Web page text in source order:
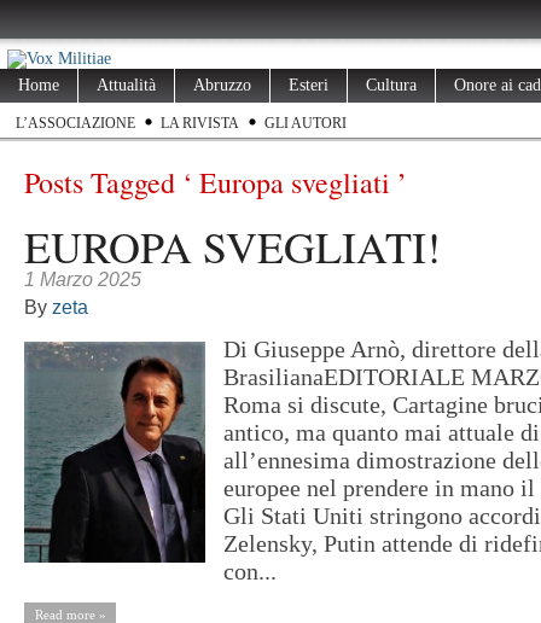
Home Attualità Abruzzo Esteri Cultura Onore ai
L’ASSOCIAZIONE LA RIVISTA GLI AUTORI
Posts Tagged ‘ Europa svegliati ’
EUROPA SVEGLIATI!
1 Marzo 2025
By zeta
Di Giuseppe Arnò, direttore
BrasilianaEDITORIALE
Roma si discute, Cartagine
antico, ma quanto mai attuale
all’ennesima dimostrazione
europee nel prendere in mano
Gli Stati Uniti stringono
Zelensky, Putin attende di
con...
Read more »